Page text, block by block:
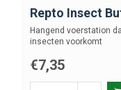
Repto Insect
Hangend voerstation
insecten voorkomt
€7,35